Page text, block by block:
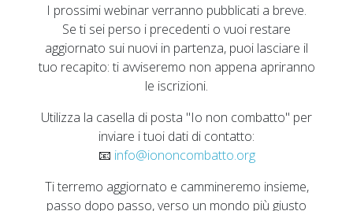
I prossimi webinar verranno pubblicati a breve.
Se ti sei perso i precedenti o vuoi restare
aggiornato sui nuovi in partenza, puoi lasciare il
tuo recapito: ti avviseremo non appena apriranno
le iscrizioni.
Utilizza la casella di posta "Io non combatto" per
inviare i tuoi dati di contatto:
📧 info@iononcombatto.org
Ti terremo aggiornato e cammineremo insieme,
passo dopo passo, verso un mondo più giusto